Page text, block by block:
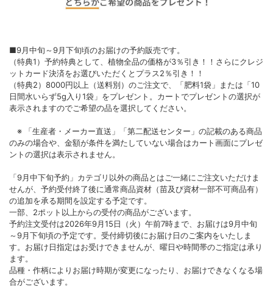
■9月中旬～9月下旬頃のお届けの予約販売です。
（特典1）予約特典として、植物全品の価格が3％引き！！さらにクレジ
ットカード決済をお選びいただくとプラス2％引き！！
（特典2）8000円以上（送料別）のご注文で、「肥料1袋」または「10
日間水いらず5g入り1袋」をプレゼント。カートでプレゼントの選択が
表示されますのでご希望の品を選択してください。
※ 「生産者・メーカー直送」「第二配送センター」の記載のある商品
のみの場合や、金額が条件を満たしていない場合はカート画面にプレゼ
ントの選択は表示されません。
「9月中下旬予約」カテゴリ以外の商品とはご一緒にご注文いただけま
せんが、予約受付終了後に通常商品資材（苗及び資材一部不可商品有）
の追加を承る期間を設定する予定です。
一部、2ポット以上からの受付の商品がございます。
予約注文受付は2026年9月15日（火）午前7時まで、お届けは9月中旬
～9月下旬頃の予定です。受付締切後にお届け日のご案内をいたしま
す。お届け日指定はお受けできませんが、曜日や時間帯のご指定は承り
ます。
品種・作柄によりお届け時期が変更になったり、お届けできなくなる場
合がございます。